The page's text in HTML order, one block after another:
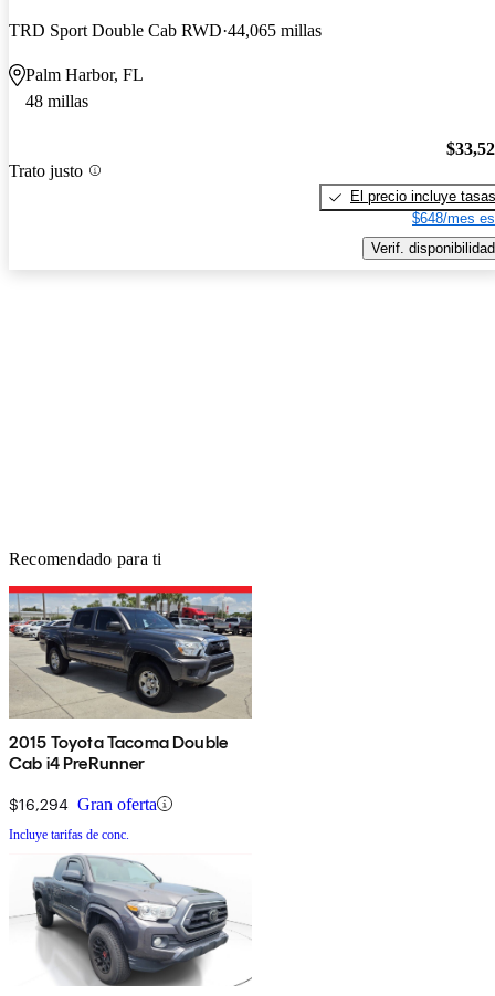
TRD Sport Double Cab RWD 44,065 millas
Palm Harbor, FL
48 millas
Trato justo
El precio incluye tasas
$648/mes
Verif. disponibilidad
Recomendado para ti
2015 Toyota Tacoma Double
Cab i4 PreRunner
$16,294 Gran oferta
Incluye tarifas de conc.